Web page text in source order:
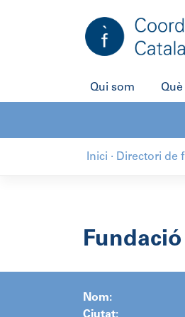
Qui som
Inici · Directori de
Nom: